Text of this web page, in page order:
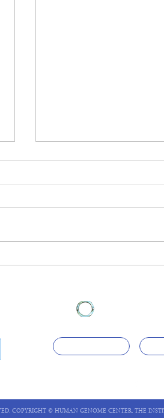
データサイエンスコン
を稼働
COPYRIGHT © HUMAN GENOME CENTER, THE